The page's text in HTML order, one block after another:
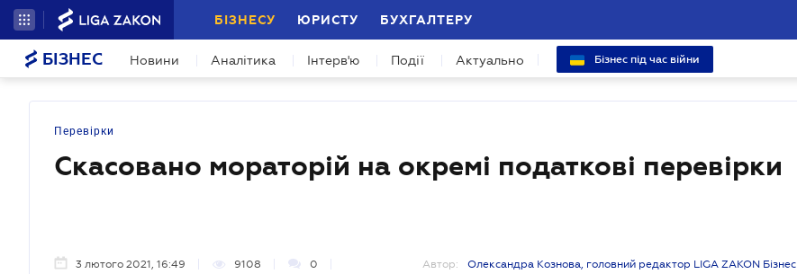
БІЗНЕСУ ЮРИСТУ БУХГАЛТЕРУ
БІЗНЕС Новини Аналітика Інтерв'ю Події Актуально Бізнес під час війни
Перевірки
Скасовано мораторій на окремі податкові перевірки
3 лютого 2021, 16:49 9108 0 Автор: Олександра Кознова, головний редактор LIGA ZAKON Бізнес